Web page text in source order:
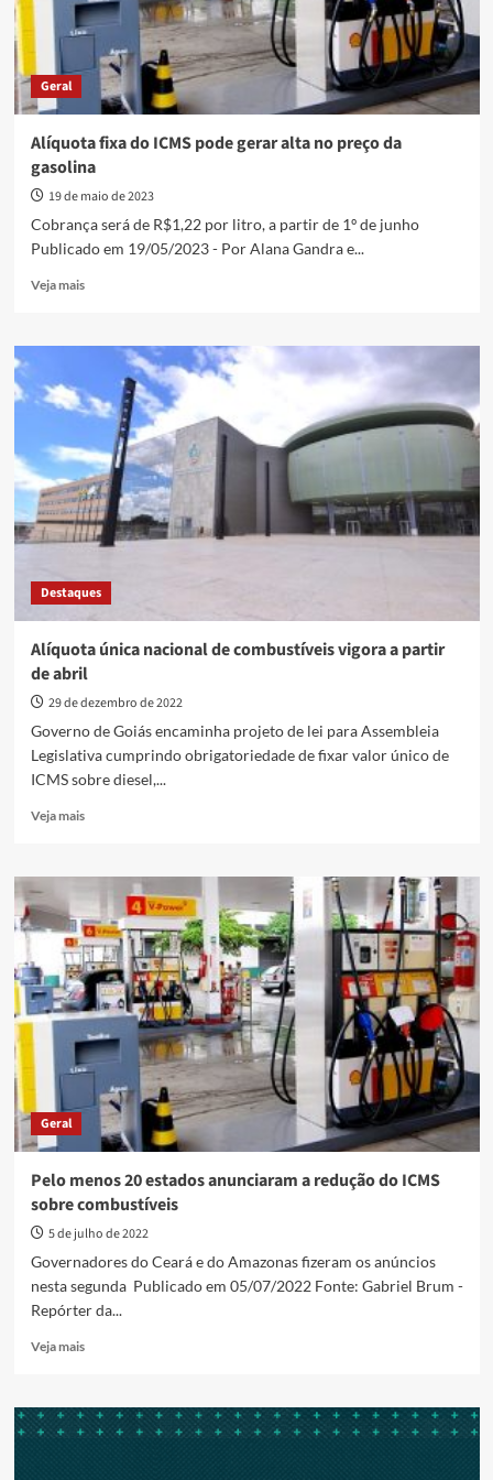
Geral
Alíquota fixa do ICMS pode gerar alta no preço da
gasolina
19 de maio de 2023
Cobrança será de R$1,22 por litro, a partir de 1º de junho
Publicado em 19/05/2023 - Por Alana Gandra e...
Veja maisRead
Alíquota
ICMS
gerar
alta
no
preço
da
gasolina
Destaques
Alíquota única nacional de combustíveis vigora a partir
de abril
29 de dezembro de 2022
Governo de Goiás encaminha projeto de lei para Assembleia
Legislativa cumprindo obrigatoriedade de fixar valor único de
ICMS sobre diesel,...
Veja maisRead
Alíquota
nacional
de
combustíveis
vigora
a
partir
de
abril
Geral
Pelo menos 20 estados anunciaram a redução do ICMS
sobre combustíveis
5 de julho de 2022
Governadores do Ceará e do Amazonas fizeram os anúncios
nesta segunda Publicado em 05/07/2022 Fonte: Gabriel Brum -
Repórter da...
Veja maisRead
Pelo
menos